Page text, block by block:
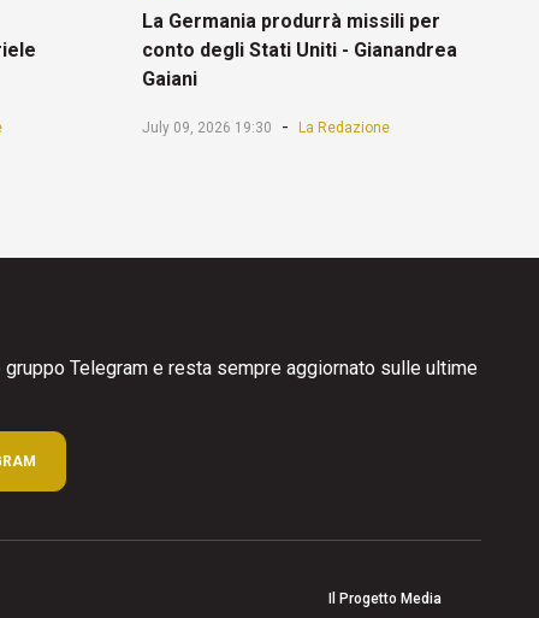
La Germania produrrà missili per
conto degli Stati Uniti - Gianandrea
Gaiani
July 09, 2026 19:30 - La Redazione
Telegram e resta sempre aggiornato sulle ultime
Il Progetto Media